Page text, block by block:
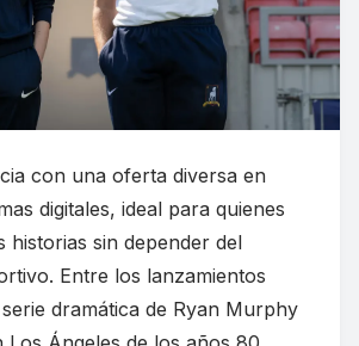
con una oferta diversa en
digitales, ideal para quienes
historias sin depender del
Entre los lanzamientos
dramática de Ryan Murphy